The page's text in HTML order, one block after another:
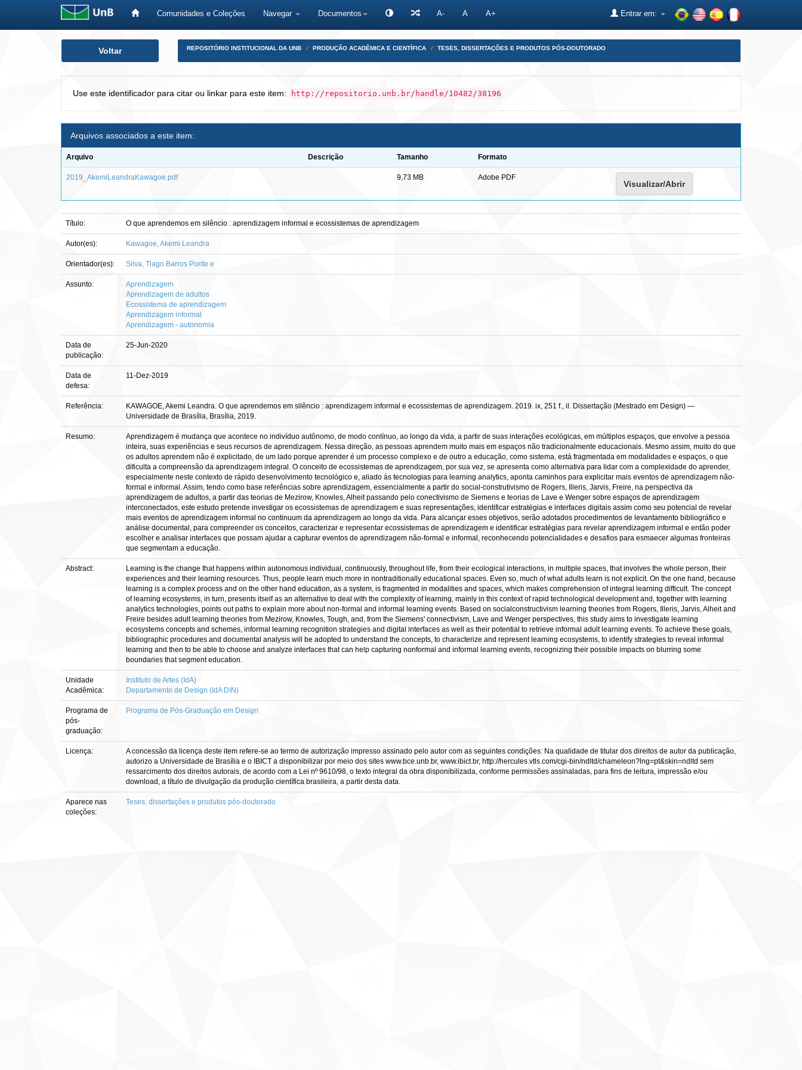
Comunidades e Coleções Navegar Documentos A- A A+ Entrar em:
Voltar REPOSITÓRIO INSTITUCIONAL DA UNB PRODUÇÃO ACADÊMICA E CIENTÍFICA TESES, DISSERTAÇÕES E PRODUTOS PÓS-DOUTORADO
Use este identificador para citar ou linkar para este item: http://repositorio.unb.br/handle/10482/38196
Arquivos associados a este item:
Arquivo Descrição Tamanho Formato
2019_AkemiLeandraKawagoe.pdf 9,73 MB Adobe PDF
Visualizar/Abrir
Título: O que aprendemos em silêncio : aprendizagem informal e ecossistemas de aprendizagem
Autor(es): Kawagoe, Akemi Leandra
Orientador(es): Silva, Tiago Barros Ponte e
Assunto:
Aprendizagem
Aprendizagem de adultos
Ecossistema de aprendizagem
Aprendizagem informal
Aprendizagem - autonomia
Data de
publicação:
25-Jun-2020
Data de
defesa:
11-Dez-2019
Referência:
KAWAGOE, Akemi Leandra. O que aprendemos em silêncio : aprendizagem informal e ecossistemas de aprendizagem. 2019. ix, 251 f., il. Dissertação (Mestrado em Design) —
Universidade de Brasília, Brasília, 2019.
Resumo:
Aprendizagem é mudança que acontece no indivíduo autônomo, de modo contínuo, ao longo da vida, a partir de suas interações ecológicas, em múltiplos espaços, que envolve a pessoa
inteira, suas experiências e seus recursos de aprendizagem. Nessa direção, as pessoas aprendem muito mais em espaços não tradicionalmente educacionais. Mesmo assim, muito do que
os adultos aprendem não é explicitado, de um lado porque aprender é um processo complexo e de outro a educação, como sistema, está fragmentada em modalidades e espaços, o que
dificulta a compreensão da aprendizagem integral. O conceito de ecossistemas de aprendizagem, por sua vez, se apresenta como alternativa para lidar com a complexidade do aprender,
especialmente neste contexto de rápido desenvolvimento tecnológico e, aliado às tecnologias para learning analytics, aponta caminhos para explicitar mais eventos de aprendizagem não-
formal e informal. Assim, tendo como base referências sobre aprendizagem, essencialmente a partir do social-construtivismo de Rogers, Illeris, Jarvis, Freire, na perspectiva da
aprendizagem de adultos, a partir das teorias de Mezirow, Knowles, Alheit passando pelo conectivismo de Siemens e teorias de Lave e Wenger sobre espaços de aprendizagem
interconectados, este estudo pretende investigar os ecossistemas de aprendizagem e suas representações, identificar estratégias e interfaces digitais assim como seu potencial de revelar
mais eventos de aprendizagem informal no continuum da aprendizagem ao longo da vida. Para alcançar esses objetivos, serão adotados procedimentos de levantamento bibliográfico e
análise documental, para compreender os conceitos, caracterizar e representar ecossistemas de aprendizagem e identificar estratégias para revelar aprendizagem informal e então poder
escolher e analisar interfaces que possam ajudar a capturar eventos de aprendizagem não-formal e informal, reconhecendo potencialidades e desafios para esmaecer algumas fronteiras
que segmentam a educação.
Abstract:
Learning is the change that happens within autonomous individual, continuously, throughout life, from their ecological interactions, in multiple spaces, that involves the whole person, their
experiences and their learning resources. Thus, people learn much more in nontraditionally educational spaces. Even so, much of what adults learn is not explicit. On the one hand, because
learning is a complex process and on the other hand education, as a system, is fragmented in modalities and spaces, which makes comprehension of integral learning difficult. The concept
of learning ecosystems, in turn, presents itself as an alternative to deal with the complexity of learning, mainly in this context of rapid technological development and, together with learning
analytics technologies, points out paths to explain more about non-formal and informal learning events. Based on socialconstructivism learning theories from Rogers, Illeris, Jarvis, Alheit and
Freire besides adult learning theories from Mezirow, Knowles, Tough, and, from the Siemens' connectivism, Lave and Wenger perspectives, this study aims to investigate learning
ecosystems concepts and schemes, informal learning recognition strategies and digital interfaces as well as their potential to retrieve informal adult learning events. To achieve these goals,
bibliographic procedures and documental analysis will be adopted to understand the concepts, to characterize and represent learning ecosystems, to identify strategies to reveal informal
learning and then to be able to choose and analyze interfaces that can help capturing nonformal and informal learning events, recognizing their possible impacts on blurring some
boundaries that segment education.
Unidade
Acadêmica:
Instituto de Artes (IdA)
Departamento de Design (IdA DIN)
Programa de
pós-
graduação:
Programa de Pós-Graduação em Design
Licença:
A concessão da licença deste item refere-se ao termo de autorização impresso assinado pelo autor com as seguintes condições: Na qualidade de titular dos direitos de autor da publicação,
autorizo a Universidade de Brasília e o IBICT a disponibilizar por meio dos sites www.bce.unb.br, www.ibict.br, http://hercules.vtls.com/cgi-bin/ndltd/chameleon?lng=pt&skin=ndltd sem
ressarcimento dos direitos autorais, de acordo com a Lei nº 9610/98, o texto integral da obra disponibilizada, conforme permissões assinaladas, para fins de leitura, impressão e/ou
download, a título de divulgação da produção científica brasileira, a partir desta data.
Aparece nas
coleções:
Teses, dissertações e produtos pós-doutorado